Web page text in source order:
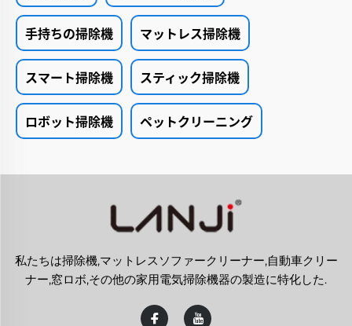
手持ちの掃除機 マットレス掃除機
スマート掃除機 スティック掃除機
ロボット掃除機 ペットクリーニング
私たちは掃除機,マットレスソファークリーナー,自動車クリー
ナー,窓ロボ,その他の家用電気掃除機器の製造に特化した.